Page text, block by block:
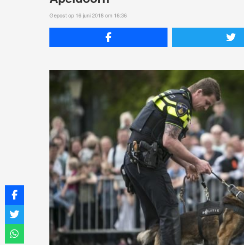
Gepost op 16 juni 2018 om 16:36